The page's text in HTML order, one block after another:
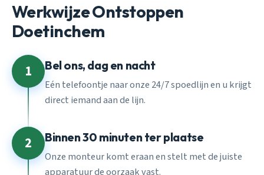
Werkwijze Ontstoppen
Doetinchem
1 Bel ons, dag en nacht
Eén telefoontje naar onze 24/7 spoedlijn en u krijgt
direct iemand aan de lijn.
2 Binnen 30 minuten ter plaatse
Onze monteur komt eraan en stelt met de juiste
apparatuur de oorzaak vast.